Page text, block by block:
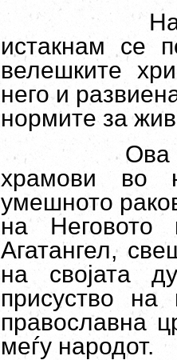
истакнам се
велешките
него и
нормите за
Ова
храмови во
умешното
на Неговото
Агатангел,
на својата
присуство на
православна
меѓу народот.